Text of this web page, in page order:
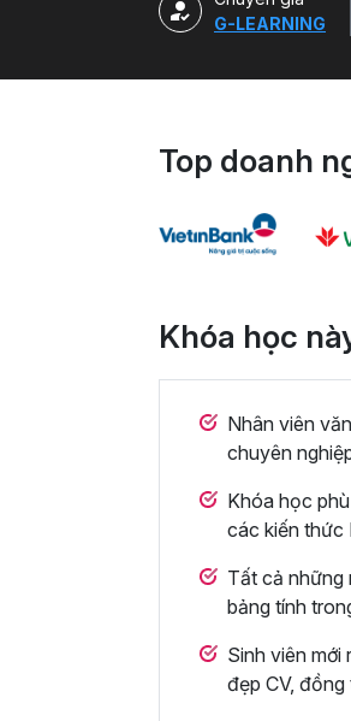
G-LEARNING
Top doanh
Khóa học
Nhân viên
chuyên
Khóa học
các kiến thức
Tất cả những
bảng tính
Sinh viên mới
đẹp CV,